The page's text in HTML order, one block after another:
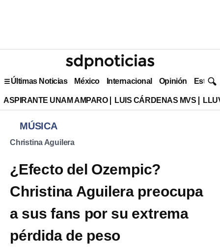
Últimas Noticias México Internacional Opinión Estilo
ASPIRANTE UNAM AMPARO LUIS CÁRDENAS MVS
MÚSICA
Christina Aguilera
¿Efecto del Ozempic?
Christina Aguilera preocupa
a sus fans por su extrema
pérdida de peso